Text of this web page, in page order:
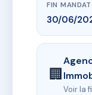
FIN MANDAT
30/06/
🏢
Voir la